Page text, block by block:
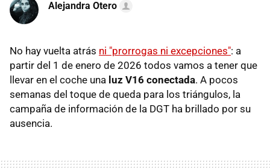
Alejandra Otero
No hay vuelta atrás ni "prorrogas ni excepciones": a
partir del 1 de enero de 2026 todos vamos a tener que
llevar en el coche una luz V16 conectada. A pocos
semanas del toque de queda para los triángulos, la
campaña de información de la DGT ha brillado por su
ausencia.